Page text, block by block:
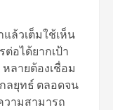
ล้วเต็มใช้เห็น
อได้ยากเป้า
ลายต้องเชื่อม
ลยุทธ์ ตลอดจน
ามสามารถ